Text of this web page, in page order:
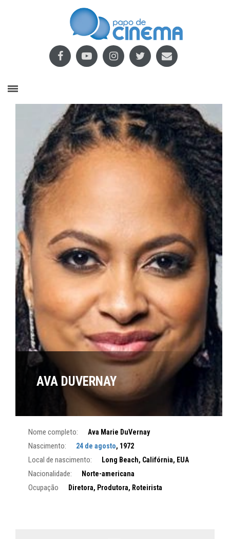
AVA DUVERNAY
Nome completo: Ava Marie DuVernay
Nascimento: 24 de agosto, 1972
Local de nascimento: Long Beach, Califórnia, EUA
Nacionalidade: Norte-americana
Ocupação Diretora, Produtora, Roteirista